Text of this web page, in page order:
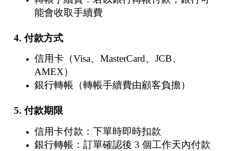
能會收取手續費
4. 付款方式
信用卡（Visa、MasterCard、JCB、
AMEX）
銀行轉帳（轉帳手續費由顧客負擔）
5. 付款期限
信用卡付款：下單時即時扣款
銀行轉帳：訂單確認後 3 個工作天內付款